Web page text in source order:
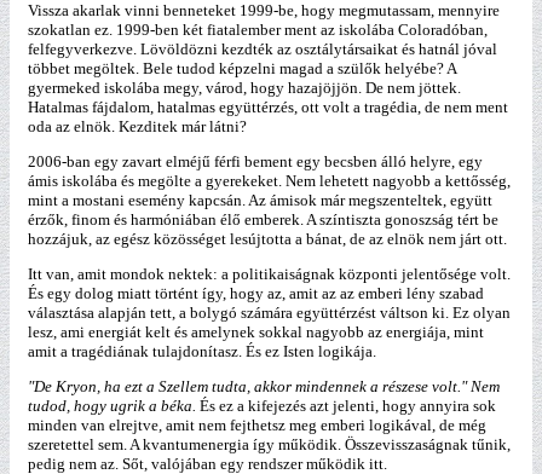
Vissza akarlak vinni benneteket 1999-be, hogy megmutassam, mennyire
szokatlan ez. 1999-ben két fiatalember ment az iskolába Coloradóban,
felfegyverkezve. Lövöldözni kezdték az osztálytársaikat és hatnál jóval
többet megöltek. Bele tudod képzelni magad a szülők helyébe? A
gyermeked iskolába megy, várod, hogy hazajöjjön. De nem jöttek.
Hatalmas fájdalom, hatalmas együttérzés, ott volt a tragédia, de nem ment
oda az elnök. Kezditek már látni?
2006-ban egy zavart elméjű férfi bement egy becsben álló helyre, egy
ámis iskolába és megölte a gyerekeket. Nem lehetett nagyobb a kettősség,
mint a mostani esemény kapcsán. Az ámisok már megszenteltek, együtt
érzők, finom és harmóniában élő emberek. A színtiszta gonoszság tért be
hozzájuk, az egész közösséget lesújtotta a bánat, de az elnök nem járt ott.
Itt van, amit mondok nektek: a politikaiságnak központi jelentősége volt.
És egy dolog miatt történt így, hogy az, amit az az emberi lény szabad
választása alapján tett, a bolygó számára együttérzést váltson ki. Ez olyan
lesz, ami energiát kelt és amelynek sokkal nagyobb az energiája, mint
amit a tragédiának tulajdonítasz. És ez Isten logikája.
"De Kryon, ha ezt a Szellem tudta, akkor mindennek a részese volt." Nem
tudod, hogy ugrik a béka. És ez a kifejezés azt jelenti, hogy annyira sok
minden van elrejtve, amit nem fejthetsz meg emberi logikával, de még
szeretettel sem. A kvantumenergia így működik. Összevisszaságnak tűnik,
pedig nem az. Sőt, valójában egy rendszer működik itt.